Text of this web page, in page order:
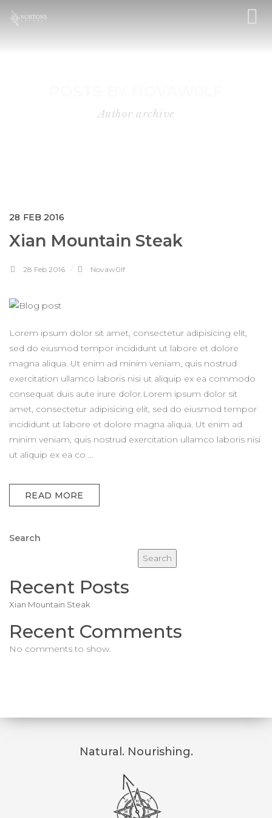
Author archive
28 FEB 2016
Xian Mountain Steak
28 Feb 2016 Novaw0lf
Lorem ipsum dolor sit amet, consectetur adipisicing elit,
sed do eiusmod tempor incididunt ut labore et dolore
magna aliqua. Ut enim ad minim veniam, quis nostrud
exercitation ullamco laboris nisi ut aliquip ex ea commodo
consequat duis aute irure dolor.Lorem ipsum dolor sit
amet, consectetur adipisicing elit, sed do eiusmod tempor
incididunt ut labore et dolore magna aliqua. Ut enim ad
minim veniam, quis nostrud exercitation ullamco laboris nisi
ut aliquip ex ea co ...
READ MORE
Search
Search
Recent Posts
Xian Mountain Steak
Recent Comments
No comments to show.
Natural. Nourishing.